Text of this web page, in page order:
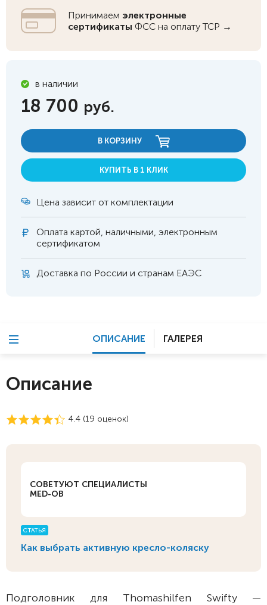
Принимаем электронные
сертификаты ФСС на оплату ТСР →
в наличии
18 700 руб.
В КОРЗИНУ
КУПИТЬ В 1 КЛИК
Цена зависит от комплектации
Оплата картой, наличными, электронным
сертификатом
Доставка по России и странам ЕАЭС
ОПИСАНИЕ ГАЛЕРЕЯ
Описание
4.4 (19 оценок)
СОВЕТУЮТ СПЕЦИАЛИСТЫ
MED-OB
СТАТЬЯ
Как выбрать активную кресло-коляску
Подголовник для Thomashilfen Swifty —